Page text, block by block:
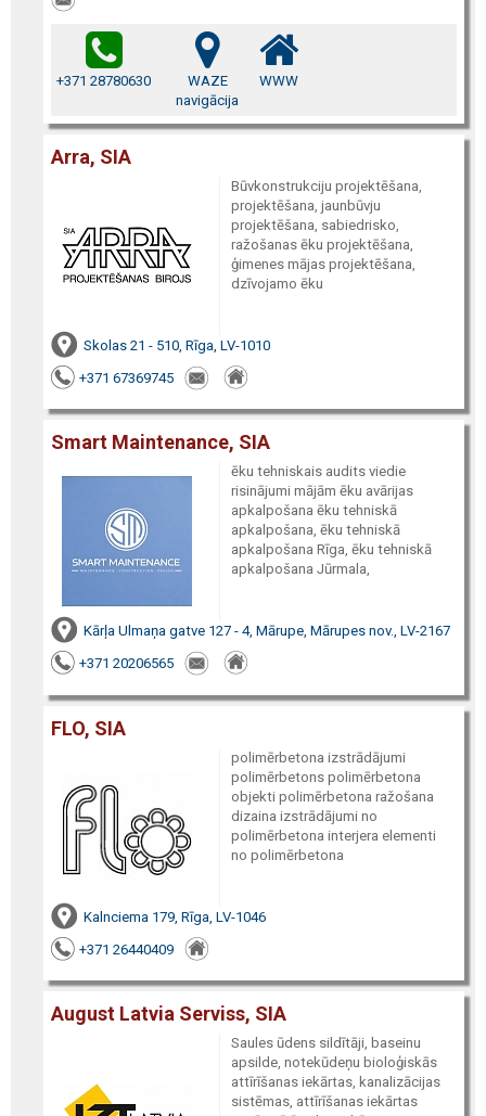
+371 28780630
WAZE
navigācija
WWW
Arra, SIA
Būvkonstrukciju projektēšana,
projektēšana, jaunbūvju
projektēšana, sabiedrisko,
ražošanas ēku projektēšana,
ģimenes mājas projektēšana,
dzīvojamo ēku
Skolas 21 - 510, Rīga, LV-1010
+371 67369745
Smart Maintenance, SIA
ēku tehniskais audits viedie
risinājumi mājām ēku avārijas
apkalpošana ēku tehniskā
apkalpošana, ēku tehniskā
apkalpošana Rīga, ēku tehniskā
apkalpošana Jūrmala,
Kārļa Ulmaņa gatve 127 - 4, Mārupe, Mārupes nov., LV-2167
+371 20206565
FLO, SIA
polimērbetona izstrādājumi
polimērbetons polimērbetona
objekti polimērbetona ražošana
dizaina izstrādājumi no
polimērbetona interjera elementi
no polimērbetona
Kalnciema 179, Rīga, LV-1046
+371 26440409
August Latvia Serviss, SIA
Saules ūdens sildītāji, baseinu
apsilde, notekūdeņu bioloģiskās
attīrīšanas iekārtas, kanalizācijas
sistēmas, attīrīšanas iekārtas